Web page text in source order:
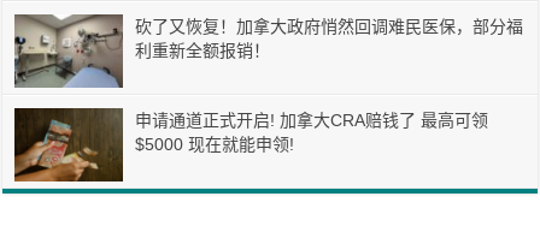
砍了又恢复！加拿大政府悄然回调难民医保，部分福
利重新全额报销！
申请通道正式开启! 加拿大CRA赔钱了 最高可领
$5000 现在就能申领!